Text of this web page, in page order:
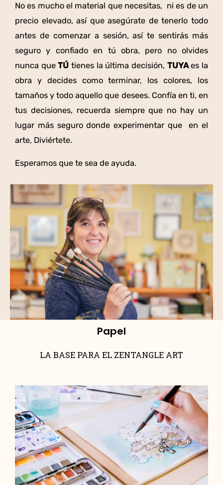
No es mucho el material que necesitas, ni es de un
precio elevado, así que asegúrate de tenerlo todo
antes de comenzar a sesión, así te sentirás más
seguro y confiado en tú obra, pero no olvides
nunca queTÚ tienes la última decisión, TUYAes la
obra y decides como terminar, los colores, los
tamaños y todo aquello que desees. Confía en ti, en
tus decisiones, recuerda siempre que no hay un
lugar más seguro donde experimentar que en el
arte, Diviértete.
Esperamos que te sea de ayuda.
Papel
LA BASE PARA EL ZENTANGLE ART